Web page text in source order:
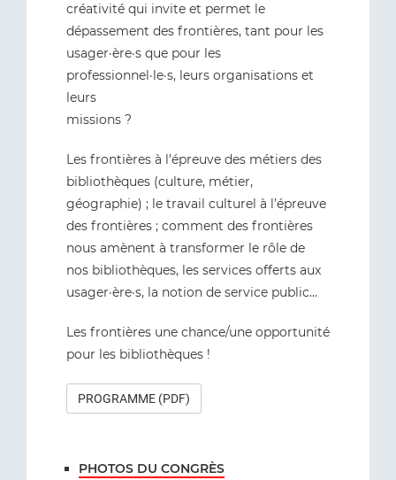
créativité qui invite et permet le
dépassement des frontières, tant pour les
usager·ère·s que pour les
professionnel·le·s, leurs organisations et
leurs
missions ?
Les frontières à l’épreuve des métiers des
bibliothèques (culture, métier,
géographie) ; le travail culturel à l’épreuve
des frontières ; comment des frontières
nous amènent à transformer le rôle de
nos bibliothèques, les services offerts aux
usager·ère·s, la notion de service public...
Les frontières une chance/une opportunité
pour les bibliothèques !
PROGRAMME (PDF)
PHOTOS DU CONGRÈS